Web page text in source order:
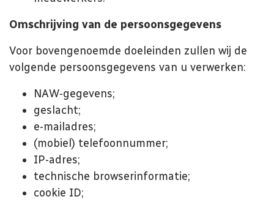
Omschrijving van de persoonsgegevens
Voor bovengenoemde doeleinden zullen wij de
volgende persoonsgegevens van u verwerken:
NAW-gegevens;
geslacht;
e-mailadres;
(mobiel) telefoonnummer;
IP-adres;
technische browserinformatie;
cookie ID;